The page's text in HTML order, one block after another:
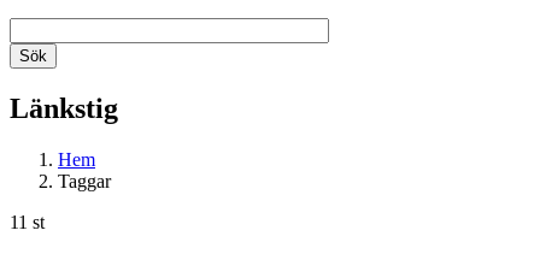
Länkstig
Hem
Taggar
11 st